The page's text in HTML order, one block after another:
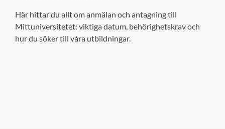
Här hittar du allt om anmälan och antagning till
Mittuniversitetet: viktiga datum, behörighetskrav och
hur du söker till våra utbildningar.